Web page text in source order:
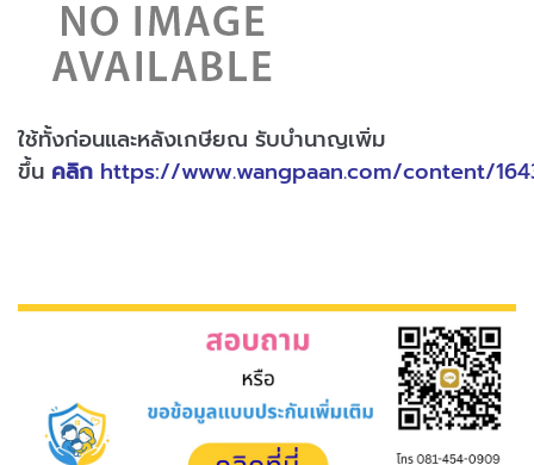
ใช้ทั้งก่อนและหลังเกษียณ รับบำนาญเพิ่ม
ขึ้น คลิก https://www.wangpaan.com/content/